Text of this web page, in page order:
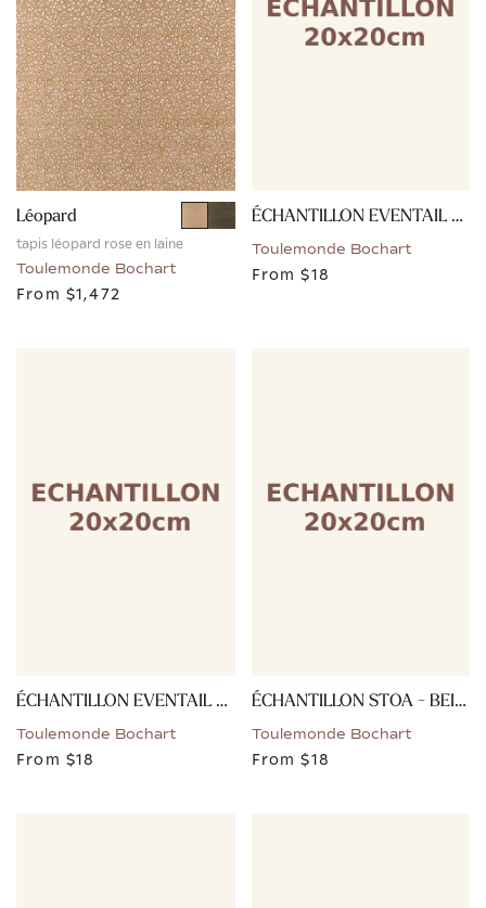
Léopard
tapis léopard rose en laine
Toulemonde Bochart
From $1,472
ÉCHANTILLON EVENTAIL - OCRE
Toulemonde Bochart
From $18
ÉCHANTILLON EVENTAIL - BRONZE
Toulemonde Bochart
From $18
ÉCHANTILLON STOA - BEIGE
Toulemonde Bochart
From $18